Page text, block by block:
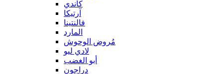
كاندي
آرتيكا
فالنتينا
المارد
مُروض الوحوش
لادي ليو
أبو الغضب
دراجون